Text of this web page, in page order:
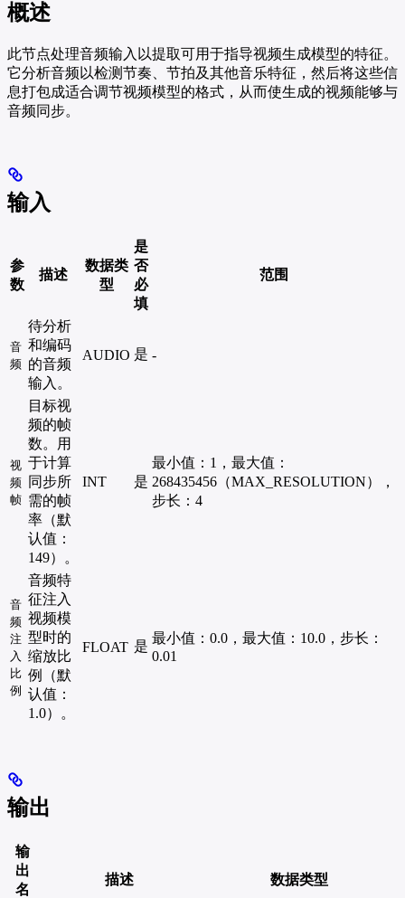
概述
此节点处理音频输入以提取可用于指导视频生成模型的特征。
它分析音频以检测节奏、节拍及其他音乐特征，然后将这些信
息打包成适合调节视频模型的格式，从而使生成的视频能够与
音频同步。
输入
参
数
描述
数据类
型
是
否
必
填
范围
音
频
待分析
和编码
的音频
输入。
AUDIO 是 -
视
频
帧
目标视
频的帧
数。用
于计算
同步所
需的帧
率（默
认值：
149）。
INT 是
最小值：1，最大值：
268435456（MAX_RESOLUTION），
步长：4
音
频
注
入
比
例
音频特
征注入
视频模
型时的
缩放比
例（默
认值：
1.0）。
FLOAT 是
最小值：0.0，最大值：10.0，步长：
0.01
输出
输
出
名
描述 数据类型